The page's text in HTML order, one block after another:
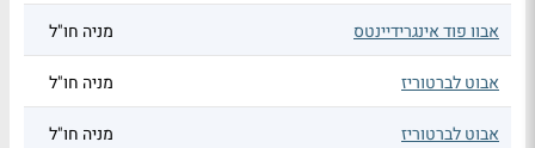
אבוו פוד אינגרידיינטס מניה חו"ל
אבוט לברטוריז מניה חו"ל
אבוט לברטוריז מניה חו"ל